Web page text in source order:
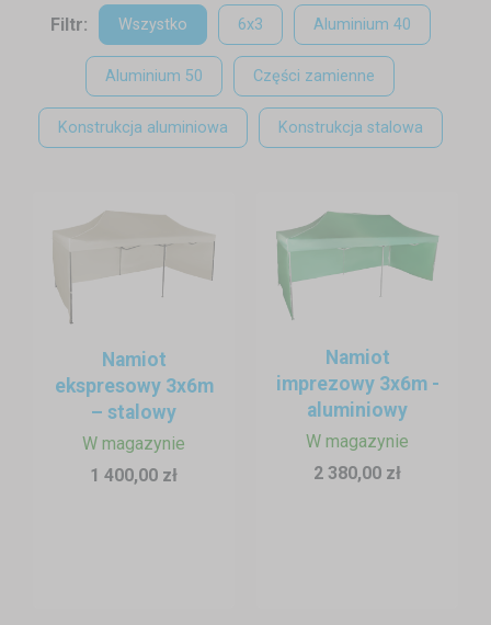
Ogrodowy namiot imprezowy 3x6m
szybki montaż i demontaż
mobilny i łatwy w przechowywaniu
mocna i stabilna konstrukcja
bocznych
maksymalny rozmiar - niska cena
regulowana wysokość
Filtr: Wszystko 6x3 Aluminium 40
Aluminium 50 Części zamienne
Konstrukcja aluminiowa Konstrukcja stalowa
Namiot
ekspresowy 3x6m
– stalowy
W magazynie
1 400,00 zł
Namiot
imprezowy 3x6m -
aluminiowy
W magazynie
2 380,00 zł